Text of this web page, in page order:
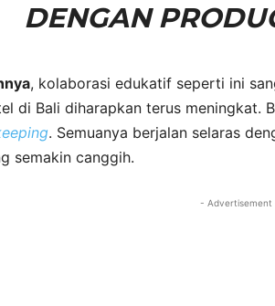
DENGAN
, kolaborasi edukatif seperti ini
di Bali diharapkan terus meningkat.
. Semuanya berjalan selaras
semakin canggih.
- Advertisement